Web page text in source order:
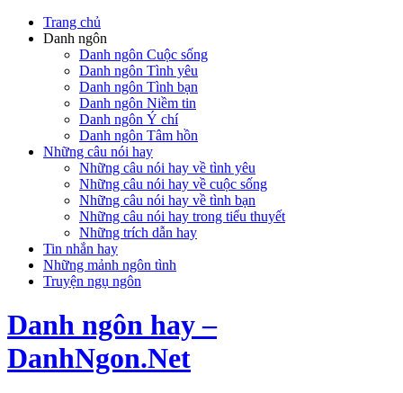
Trang chủ
Danh ngôn
Danh ngôn Cuộc sống
Danh ngôn Tình yêu
Danh ngôn Tình bạn
Danh ngôn Niềm tin
Danh ngôn Ý chí
Danh ngôn Tâm hồn
Những câu nói hay
Những câu nói hay về tình yêu
Những câu nói hay về cuộc sống
Những câu nói hay về tình bạn
Những câu nói hay trong tiểu thuyết
Những trích dẫn hay
Tin nhắn hay
Những mảnh ngôn tình
Truyện ngụ ngôn
Danh ngôn hay –
DanhNgon.Net